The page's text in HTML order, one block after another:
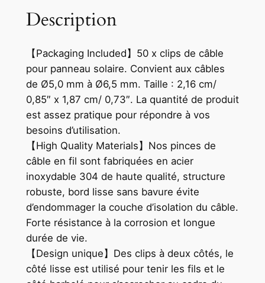
Description
【Packaging Included】50 x clips de câble
pour panneau solaire. Convient aux câbles
de Ø5,0 mm à Ø6,5 mm. Taille : 2,16 cm/
0,85″ x 1,87 cm/ 0,73″. La quantité de produit
est assez pratique pour répondre à vos
besoins d’utilisation.
【High Quality Materials】Nos pinces de
câble en fil sont fabriquées en acier
inoxydable 304 de haute qualité, structure
robuste, bord lisse sans bavure évite
d’endommager la couche d’isolation du câble.
Forte résistance à la corrosion et longue
durée de vie.
【Design unique】Des clips à deux côtés, le
côté lisse est utilisé pour tenir les fils et le